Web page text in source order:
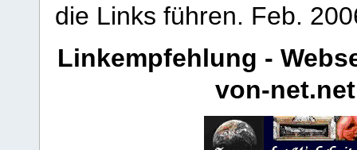
die Links führen. Feb.
Linkempfehlung -
von-net.net